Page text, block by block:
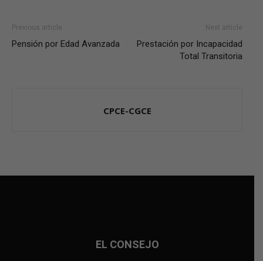
Previous article
Pensión por Edad Avanzada
Next article
Prestación por Incapacidad
Total Transitoria
CPCE-CGCE
EL CONSEJO